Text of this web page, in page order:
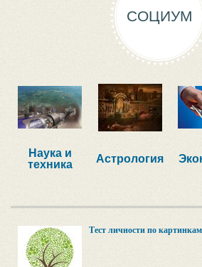
СОЦИУМ
Наука и
техника
Астрология
Тест личности по